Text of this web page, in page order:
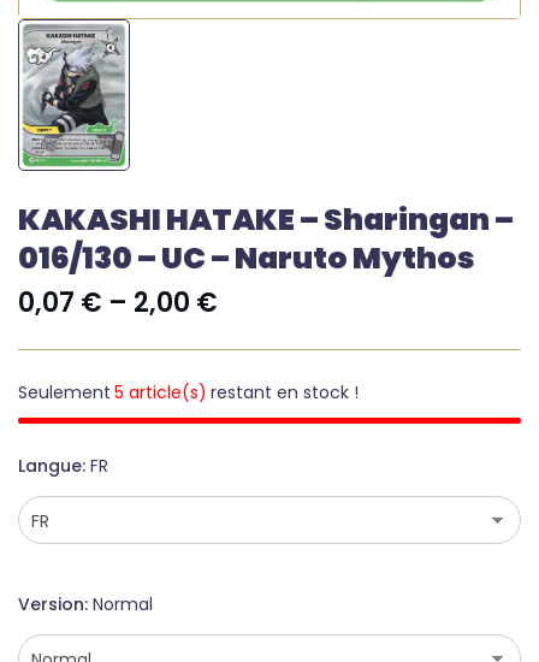
KAKASHI HATAKE – Sharingan –
016/130 – UC – Naruto Mythos
0,07 € – 2,00 €
Seulement 5 article(s) restant en stock !
Langue FR
Version Normal